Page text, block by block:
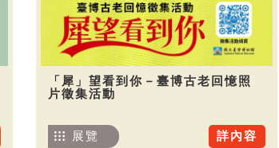
「犀」望看到你－臺博古老回憶照
片徵集活動
詳內容
展覽